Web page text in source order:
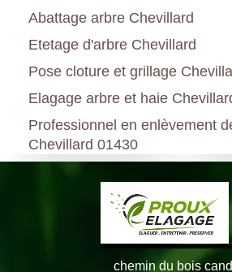
Abattage arbre Chevillard
Etetage d'arbre Chevillard
Pose cloture et grillage
Elagage arbre et haie
Professionnel en enlèvement
Chevillard 01430
chemin du bois